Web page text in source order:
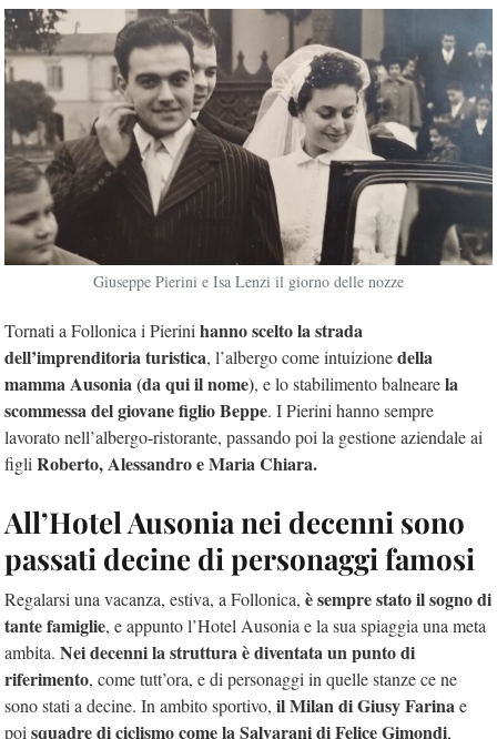
Giuseppe Pierini e Isa Lenzi il giorno delle nozze
Tornati a Follonica i Pierinihanno scelto la strada
dell’imprenditoria turistica, l’albergo come intuizionedella
mamma Ausonia (da qui il nome), e lo stabilimento balnearela
scommessa del giovane figlio Beppe. I Pierini hanno sempre
lavorato nell’albergo-ristorante, passando poi la gestione aziendale ai
figliRoberto, Alessandro e Maria Chiara.
All’Hotel Ausonia nei decenni sono
passati decine di personaggi famosi
Regalarsi una vacanza, estiva, a Follonica, è sempre stato il sogno di
tante famiglie, e appunto l’Hotel Ausonia e la sua spiaggia una meta
ambita. Nei decenni la struttura è diventata un punto di
riferimento, come tutt’ora, e di personaggi in quelle stanze ce ne
sono stati a decine. In ambito sportivo, il Milan di Giusy Farinae
poisquadre di ciclismo come la Salvarani di Felice Gimondi,